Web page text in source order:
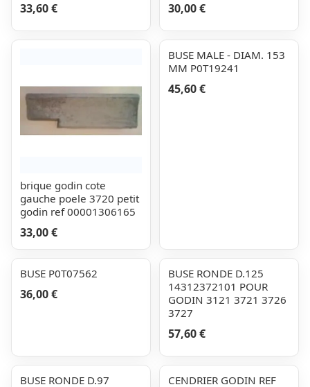
33,60 € 30,00 €
brique godin cote
gauche poele 3720 petit
godin ref 00001306165
33,00 €
BUSE MALE - DIAM. 153
MM P0T19241
45,60 €
BUSE P0T07562
36,00 €
BUSE RONDE D.125
14312372101 POUR
GODIN 3121 3721 3726
3727
57,60 €
BUSE RONDE D.97
CENDRIER GODIN REF